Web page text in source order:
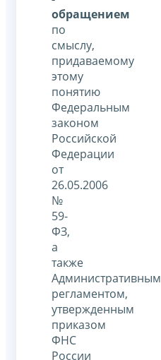
обращением
по
смыслу,
придаваемому
этому
понятию
Федеральным
законом
Российской
Федерации
от
26.05.2006
№
59-
ФЗ,
а
также
Административным
регламентом,
утвержденным
приказом
ФНС
России